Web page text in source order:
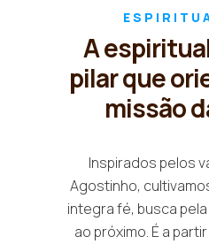
A
pilar que
missão
Inspirados pelos
Agostinho,
integra fé, busca
ao próximo. É a